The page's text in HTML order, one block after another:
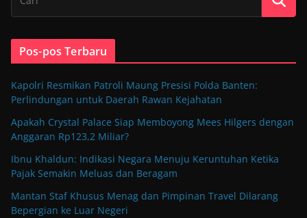
Pos-pos Terbaru
Kapolri Resmikan Patroli Maung Presisi Polda Banten:
Perlindungan untuk Daerah Rawan Kejahatan
Apakah Crystal Palace Siap Memboyong Mees Hilgers dengan
Anggaran Rp123,2 Miliar?
Ibnu Khaldun: Indikasi Negara Menuju Keruntuhan Ketika
Pajak Semakin Meluas dan Beragam
Mantan Staf Khusus Menag dan Pimpinan Travel Dilarang
Bepergian ke Luar Negeri